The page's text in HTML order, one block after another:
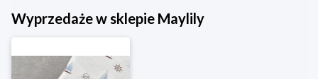
Wyprzedaże w sklepie Maylily